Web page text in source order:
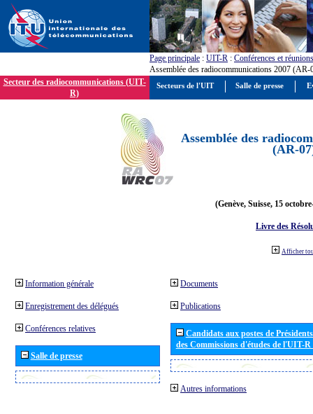
Page principale : UIT-R : Conférences et réunions
Assemblée des radiocommunications 2007 (AR-
Secteur des radiocommunications (UIT-
R)
Assemblée des
(AR-
(Genève, Suisse, 15
Livre des
Afficher
Information générale
Enregistrement des délégués
Conférences relatives
Salle de presse
Documents
Publications
Candidats aux postes de
des Commissions d'études de l'UIT-
Autres informations
Secteurs de l'UIT Salle de presse